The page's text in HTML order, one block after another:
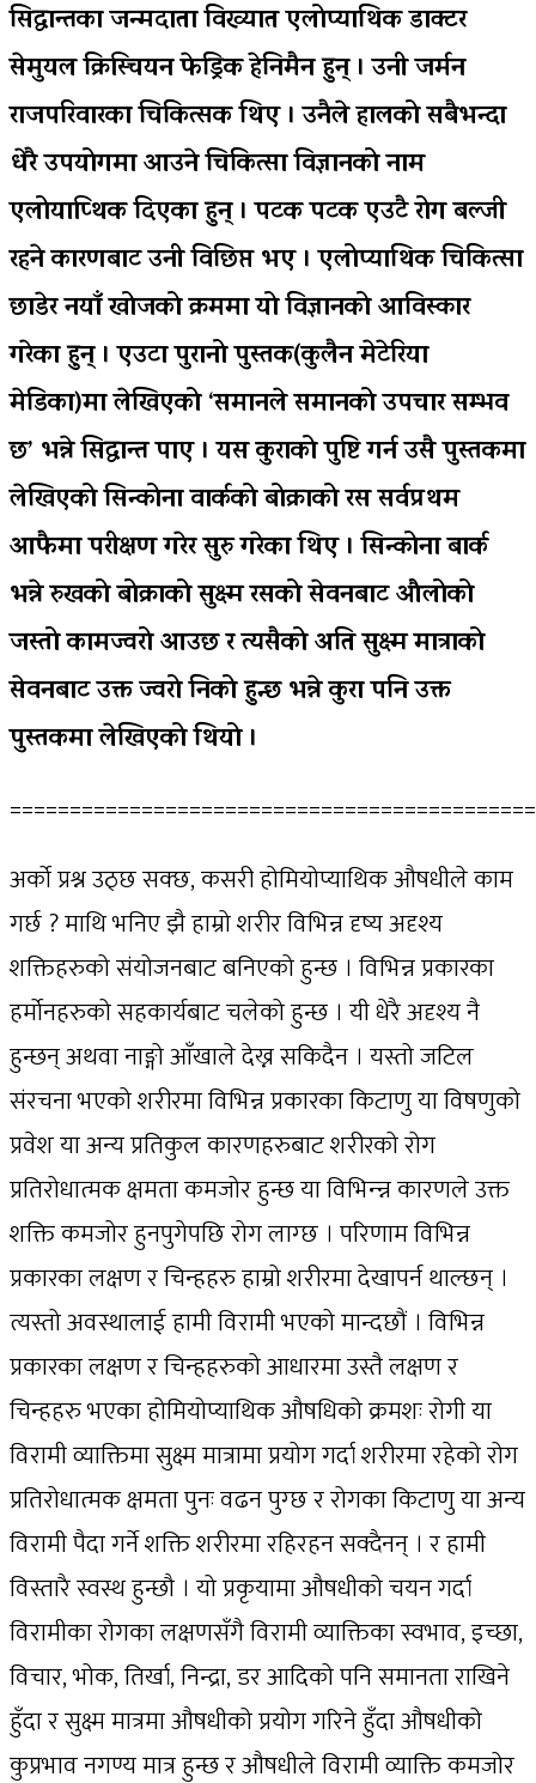
सिद्धान्तका जन्मदाता विख्यात एलोप्याथिक डाक्टर
सेमुयल क्रिस्चियन फेड्रिक हेनिमैन हुन् । उनी जर्मन
राजपरिवारका चिकित्सक थिए । उनैले हालको सबैभन्दा
धेरै उपयोगमा आउने चिकित्सा विज्ञानको नाम
एलोयाप्थिक दिएका हुन् । पटक पटक एउटै रोग बल्जी
रहने कारणबाट उनी विछिप्त भए । एलोप्याथिक चिकित्सा
छाडेर नयाँ खोजको क्रममा यो विज्ञानको आविस्कार
गरेका हुन् । एउटा पुरानो पुस्तक(कुलैन मेटेरिया
मेडिका)मा लेखिएको ‘समानले समानको उपचार सम्भव
छ’ भन्ने सिद्धान्त पाए । यस कुराको पुष्टि गर्न उसै पुस्तकमा
लेखिएको सिन्कोना वार्कको बोक्राको रस सर्वप्रथम
आफैमा परीक्षण गरेर सुरु गरेका थिए । सिन्कोना बार्क
भन्ने रुखको बोक्राको सुक्ष्म रसको सेवनबाट औलोको
जस्तो कामज्वरो आउछ र त्यसैको अति सुक्ष्म मात्राको
सेवनबाट उक्त ज्वरो निको हुन्छ भन्ने कुरा पनि उक्त
पुस्तकमा लेखिएको थियो ।
अर्को प्रश्न उठ्छ सक्छ, कसरी होमियोप्याथिक औषधीले काम
गर्छ ? माथि भनिए झै हाम्रो शरीर विभिन्न दृष्य अदृश्य
शक्तिहरुको संयोजनबाट बनिएको हुन्छ । विभिन्न प्रकारका
हर्मोनहरुको सहकार्यबाट चलेको हुन्छ । यी धेरै अदृश्य नै
हुन्छन् अथवा नाङ्गो आँखाले देख्न सकिदैन । यस्तो जटिल
संरचना भएको शरीरमा विभिन्न प्रकारका किटाणु या विषणुको
प्रवेश या अन्य प्रतिकुल कारणहरुबाट शरीरको रोग
प्रतिरोधात्मक क्षमता कमजोर हुन्छ या विभिन्न्न कारणले उक्त
शक्ति कमजोर हुनपुगेपछि रोग लाग्छ । परिणाम विभिन्न
प्रकारका लक्षण र चिन्हहरु हाम्रो शरीरमा देखापर्न थाल्छन् ।
त्यस्तो अवस्थालाई हामी विरामी भएको मान्दछौं । विभिन्न
प्रकारका लक्षण र चिन्हहरुको आधारमा उस्तै लक्षण र
चिन्हहरु भएका होमियोप्याथिक औषधिको क्रमशः रोगी या
विरामी व्याक्तिमा सुक्ष्म मात्रामा प्रयोग गर्दा शरीरमा रहेको रोग
प्रतिरोधात्मक क्षमता पुनः वढन पुग्छ र रोगका किटाणु या अन्य
विरामी पैदा गर्ने शक्ति शरीरमा रहिरहन सक्दैनन् । र हामी
विस्तारै स्वस्थ हुन्छौ । यो प्रकृयामा औषधीको चयन गर्दा
विरामीका रोगका लक्षणसँगै विरामी व्याक्तिका स्वभाव, इच्छा,
विचार, भोक, तिर्खा, निन्द्रा, डर आदिको पनि समानता राखिने
हुँदा र सुक्ष्म मात्रमा औषधीको प्रयोग गरिने हुँदा औषधीको
कुप्रभाव नगण्य मात्र हुन्छ र औषधीले विरामी व्याक्ति कमजोर